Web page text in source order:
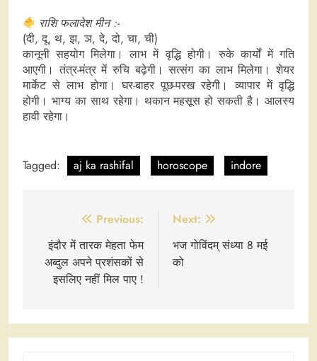
राशि फलादेश मीन :-
(दी, दू, थ, झ, ञ, दे, दो, चा, ची)
कानूनी सहयोग मिलेगा। लाभ में वृद्धि होगी। रुके कार्यों में गति
आएगी। तंत्र-मंत्र में रुचि बढ़ेगी। सत्संग का लाभ मिलेगा। शेयर
मार्केट से लाभ होगा। घर-बाहर पूछ-परख रहेगी। व्यापार में वृद्धि
होगी। भाग्य का साथ रहेगा। थकान महसूस हो सकती है। आलस्य
हावी रहेगा।
Tagged: aj ka rashifal horoscope indore
navigation
Previous:
इंदौर में तारक मेहता फेम
अब्दुल अपने प्रशंसकों से
इसलिए नहीं मिल पाए !
Next:
भज गोविंदम् संध्या 8 मई
को